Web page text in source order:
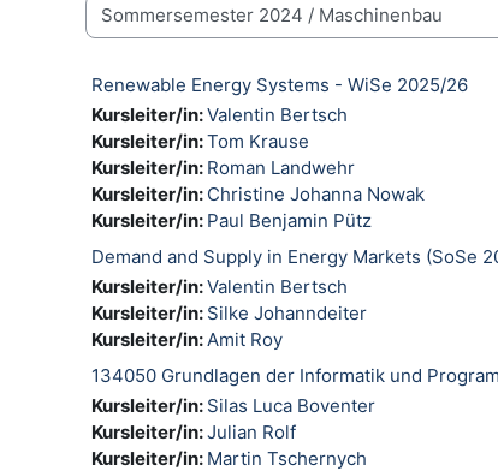
Kursbereiche
Renewable Energy Systems - WiSe 2025/26
Kursleiter/in:Valentin Bertsch
Kursleiter/in:Tom Krause
Kursleiter/in: Roman Landwehr
Kursleiter/in: Christine Johanna Nowak
Kursleiter/in: Paul Benjamin Pütz
Demand and Supply in Energy Markets (SoSe
Kursleiter/in:Valentin Bertsch
Kursleiter/in: Silke Johanndeiter
Kursleiter/in: Amit Roy
134050 Grundlagen der Informatik und
Kursleiter/in: Silas Luca Boventer
Kursleiter/in:Julian Rolf
Kursleiter/in: Martin Tschernych